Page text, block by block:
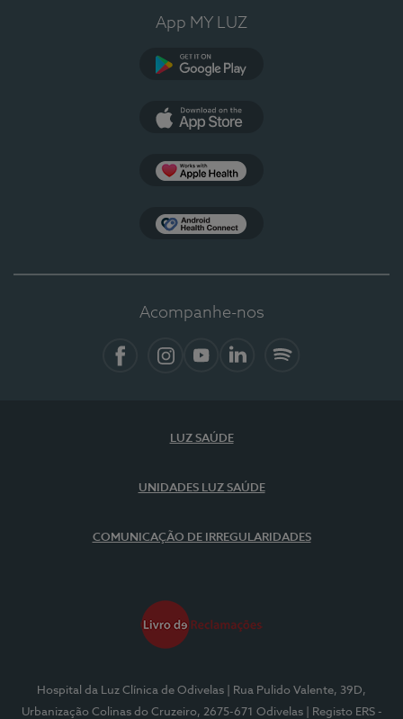
App MY LUZ
Acompanhe-nos
LUZ SAÚDE
UNIDADES LUZ SAÚDE
COMUNICAÇÃO DE IRREGULARIDADES
Hospital da Luz Clínica de Odivelas
| Rua Pulido Valente, 39D,
Urbanização Colinas do Cruzeiro, 2675-671 Odivelas
| Registo ERS -